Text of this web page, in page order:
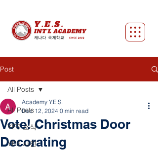
Post
All Posts
YES 소식
YES 사진
All Posts
Vote! Christmas Door
Decorating
Academy Y.E.S.
Dec 12, 2024 0 min read